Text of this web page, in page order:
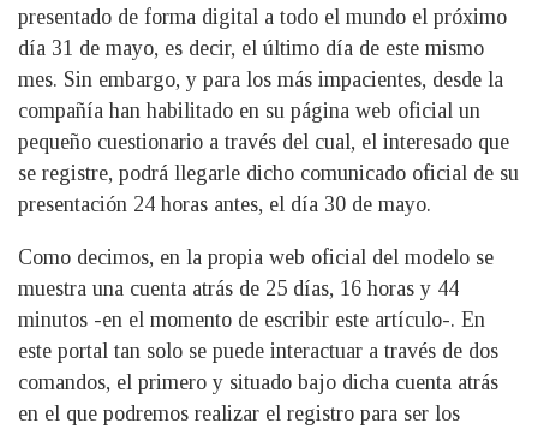
presentado de forma digital a todo el mundo el próximo
día 31 de mayo, es decir, el último día de este mismo
mes. Sin embargo, y para los más impacientes, desde la
compañía han habilitado en su página web oficial un
pequeño cuestionario a través del cual, el interesado que
se registre, podrá llegarle dicho comunicado oficial de su
presentación 24 horas antes, el día 30 de mayo.
Como decimos, en la propia web oficial del modelo se
muestra una cuenta atrás de 25 días, 16 horas y 44
minutos -en el momento de escribir este artículo-. En
este portal tan solo se puede interactuar a través de dos
comandos, el primero y situado bajo dicha cuenta atrás
en el que podremos realizar el registro para ser los